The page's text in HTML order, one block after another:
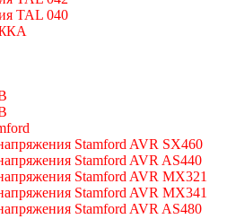
TAL 040
Stamford AVR SX460
Stamford AVR AS440
Stamford AVR MX321
Stamford AVR MX341
Stamford AVR AS480